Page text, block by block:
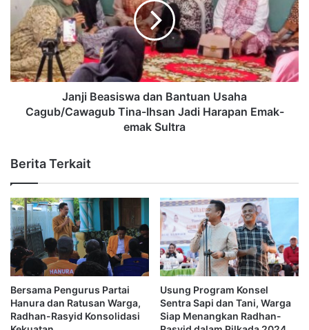
Janji Beasiswa dan Bantuan Usaha
Cagub/Cawagub Tina-Ihsan Jadi Harapan Emak-
emak Sultra
Berita Terkait
Bersama Pengurus Partai
Hanura dan Ratusan Warga,
Radhan-Rasyid Konsolidasi
Usung Program Konsel
Sentra Sapi dan Tani, Warga
Siap Menangkan Radhan-